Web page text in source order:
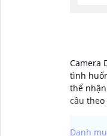
Camera
tình
thể
cầu theo